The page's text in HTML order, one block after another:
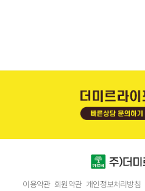
이용약관 회원약관 개인정보처리방침